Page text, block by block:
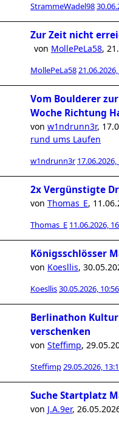
StrammeWadel98
Zur Zeit nicht
von MollePeLa58,
MollePeLa58
Vom Boulderer
Woche Richtung
von w1ndrunn3r,
rund ums Laufen
w1ndrunn3r 17.06.2026,
2x Vergünstigte
von Thomas_E,
Thomas_E 11.06.2026,
Königsschlösser
von Koesllis,
Koesllis30.05.2026, 10:56
Berlinathon
verschenken
von Steffimp,
Steffimp29.05.2026,
Suche Startplatz
von J.A.9er,